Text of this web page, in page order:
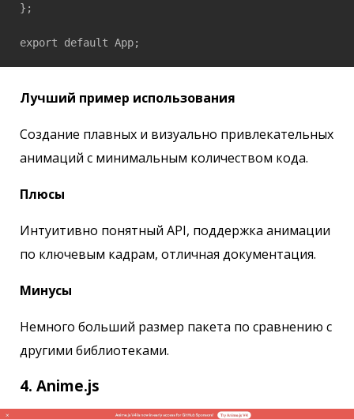
};
export default App;
Лучший пример использования
Создание плавных и визуально привлекательных
анимаций с минимальным количеством кода.
Плюсы
Интуитивно понятный API, поддержка анимации
по ключевым кадрам, отличная документация.
Минусы
Немного больший размер пакета по сравнению с
другими библиотеками.
4. Anime.js